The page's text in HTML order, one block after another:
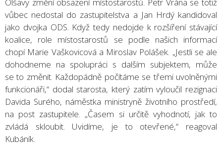
vůbec nedostal do zastupitelstva a Jan Hrdý kandidoval
jako dvojka ODS. Když tedy nedojde k rozšíření stávající
koalice, role místostarostů se podle našich informací
chopí Marie Vaškovicová a Miroslav Polášek. „Jestli se ale
dohodneme na spolupráci s dalším subjektem, může
se to změnit. Každopádně počítáme se třemi uvolněnými
funkcionáři,“ dodal starosta, který zatím vyloučil rezignaci
Davida Surého, náměstka ministryně životního prostředí,
na post zastupitele. „Časem si určitě vyhodnotí, jak to
zvládá skloubit. Uvidíme, je to otevřené,“ reagoval
Kubáník.